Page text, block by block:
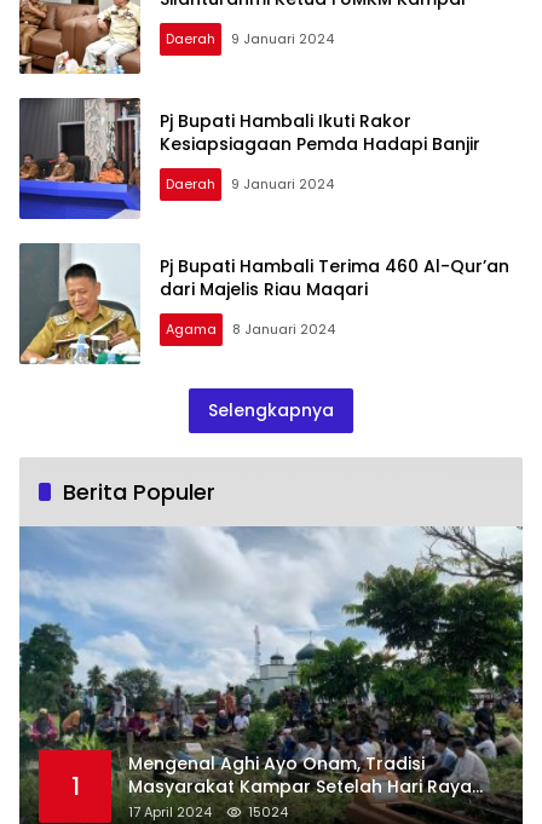
Daerah 9 Januari 2024
Pj Bupati Hambali Ikuti Rakor
Kesiapsiagaan Pemda Hadapi Banjir
Daerah 9 Januari 2024
Pj Bupati Hambali Terima 460 Al-Qur’an
dari Majelis Riau Maqari
Agama 8 Januari 2024
Selengkapnya
Berita Populer
1
Mengenal Aghi Ayo Onam, Tradisi
Masyarakat Kampar Setelah Hari Raya
Idul Fitri
17 April 2024 15024